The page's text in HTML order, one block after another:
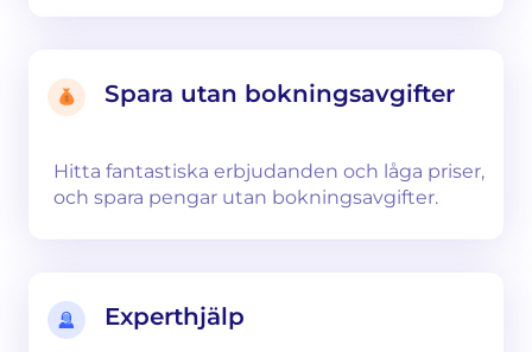
Spara utan bokningsavgifter
Hitta fantastiska erbjudanden och låga priser,
och spara pengar utan bokningsavgifter.
Experthjälp